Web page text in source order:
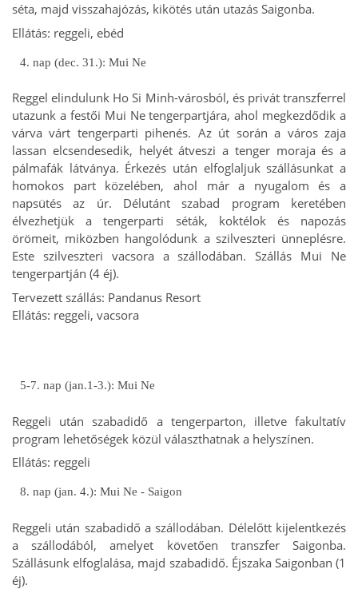
séta, majd visszahajózás, kikötés után utazás Saigonba.
Ellátás: reggeli, ebéd
4. nap (dec. 31.): Mui Ne
Reggel elindulunk Ho Si Minh-városból, és privát transzferrel
utazunk a festői Mui Ne tengerpartjára, ahol megkezdődik a
várva várt tengerparti pihenés. Az út során a város zaja
lassan elcsendesedik, helyét átveszi a tenger moraja és a
pálmafák látványa. Érkezés után elfoglaljuk szállásunkat a
homokos part közelében, ahol már a nyugalom és a
napsütés az úr. Délutánt szabad program keretében
élvezhetjük a tengerparti séták, koktélok és napozás
örömeit, miközben hangolódunk a szilveszteri ünneplésre.
Este szilveszteri vacsora a szállodában. Szállás Mui Ne
tengerpartján (4 éj).
Tervezett szállás: Pandanus Resort
Ellátás: reggeli, vacsora
5-7. nap (jan.1-3.): Mui Ne
Reggeli után szabadidő a tengerparton, illetve fakultatív
program lehetőségek közül választhatnak a helyszínen.
Ellátás: reggeli
8. nap (jan. 4.): Mui Ne - Saigon
Reggeli után szabadidő a szállodában. Délelőtt kijelentkezés
a szállodából, amelyet követően transzfer Saigonba.
Szállásunk elfoglalása, majd szabadidő. Éjszaka Saigonban (1
éj).